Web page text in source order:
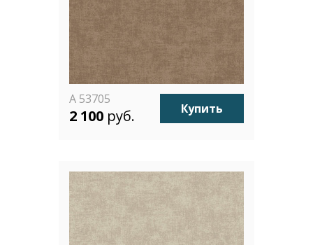
A 53705
2 100 руб. Купить